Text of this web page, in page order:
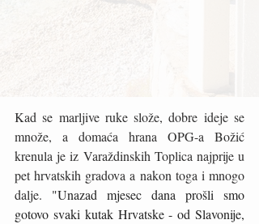
Kad se marljive ruke slože, dobre ideje se
množe, a domaća hrana OPG-a Božić
krenula je iz Varaždinskih Toplica najprije u
pet hrvatskih gradova a nakon toga i mnogo
dalje. "Unazad mjesec dana prošli smo
gotovo svaki kutak Hrvatske - od Slavonije,